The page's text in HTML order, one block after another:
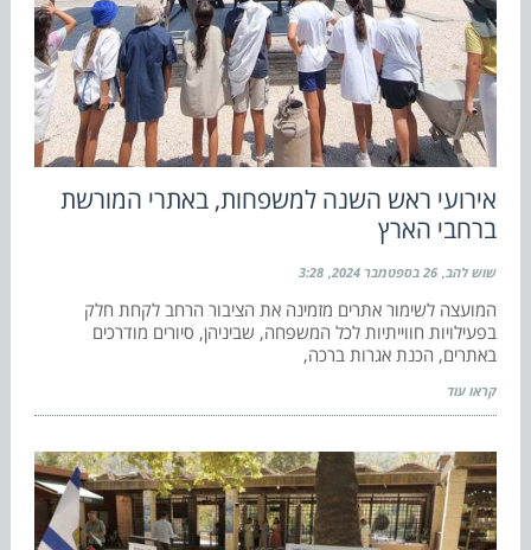
אירועי ראש השנה למשפחות, באתרי המורשת
ברחבי הארץ
שוש להב 26 בספטמבר 2024 3:28
המועצה לשימור אתרים מזמינה את הציבור הרחב לקחת חלק
בפעילויות חווייתיות לכל המשפחה, שביניהן, סיורים מודרכים
באתרים, הכנת אגרות ברכה,
קראו עוד